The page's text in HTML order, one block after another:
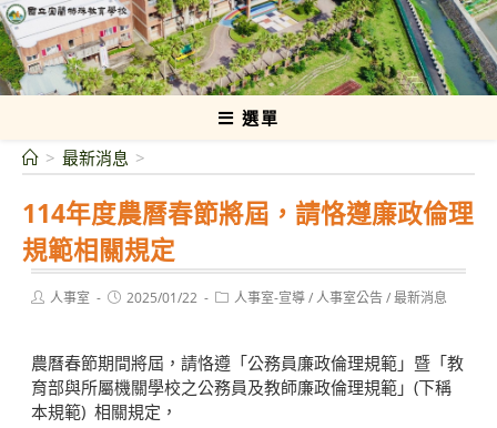
跳
轉
至
主
國立宜蘭特殊教育學校
選單
114年度農曆春節將屆，請恪遵廉政倫理
規範相關規定
> 最新消息 >
Post人事室
Post2025/01/22
Post人事室-宣導/人事室公告/最新消息
農曆春節期間將屆，請恪遵「公務員廉政倫理規範」暨「教
育部與所屬機關學校之公務員及教師廉政倫理規範」(下稱
本規範) 相關規定，